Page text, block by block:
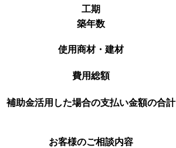
工期
築年数
使用商材・建材
費用総額
補助金活用した場合の支払い金額の合計
お客様のご相談内容